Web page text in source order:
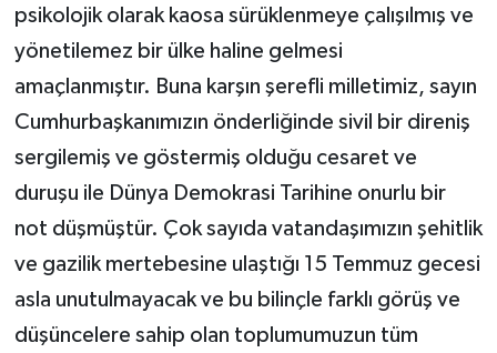
psikolojik olarak kaosa sürüklenmeye çalışılmış ve
yönetilemez bir ülke haline gelmesi
amaçlanmıştır. Buna karşın şerefli milletimiz, sayın
Cumhurbaşkanımızın önderliğinde sivil bir direniş
sergilemiş ve göstermiş olduğu cesaret ve
duruşu ile Dünya Demokrasi Tarihine onurlu bir
not düşmüştür. Çok sayıda vatandaşımızın şehitlik
ve gazilik mertebesine ulaştığı 15 Temmuz gecesi
asla unutulmayacak ve bu bilinçle farklı görüş ve
düşüncelere sahip olan toplumumuzun tüm